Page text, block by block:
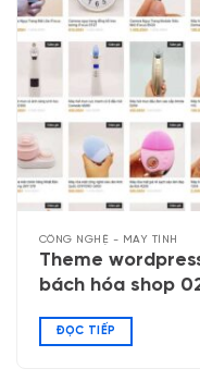
CÔNG NGHỆ - MÁY TÍNH
Theme
bách hóa shop
ĐỌC TIẾP